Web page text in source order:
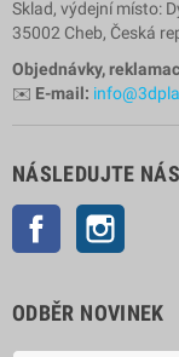
Sklad, výdejní místo:
35002 Cheb, Česká
Objednávky,
✉️ E-mail:
NÁSLEDUJTE NÁS
Facebook
ODBĚR NOVINEK